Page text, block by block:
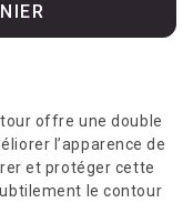
offre une double
l’apparence de
et protéger cette
le contour